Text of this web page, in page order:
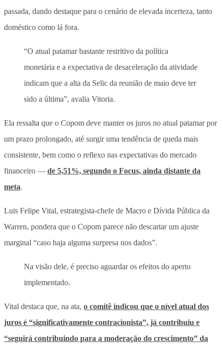
passada, dando destaque para o cenário de elevada incerteza, tanto
doméstico como lá fora.
“O atual patamar bastante restritivo da política
monetária e a expectativa de desaceleração da atividade
indicam que a alta da Selic da reunião de maio deve ter
sido a última”, avalia Vitoria.
Ela ressalta que o Copom deve manter os juros no atual patamar por
um prazo prolongado, até surgir uma tendência de queda mais
consistente, bem como o reflexo nas expectativas do mercado
financeiro — de 5,51%, segundo o Focus, ainda distante da
meta.
Luis Felipe Vital, estrategista-chefe de Macro e Dívida Pública da
Warren, pondera que o Copom parece não descartar um ajuste
marginal “caso haja alguma surpresa nos dados”.
Na visão dele, é preciso aguardar os efeitos do aperto
implementado.
Vital destaca que, na ata, o comitê indicou que o nível atual dos
juros é “significativamente contracionista”, já contribuiu e
“seguirá contribuindo para a moderação do crescimento” da